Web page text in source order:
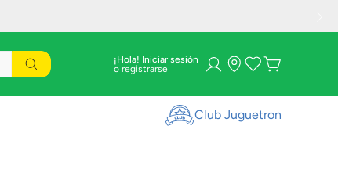
¡Hola! Iniciar sesión
Club Juguetron